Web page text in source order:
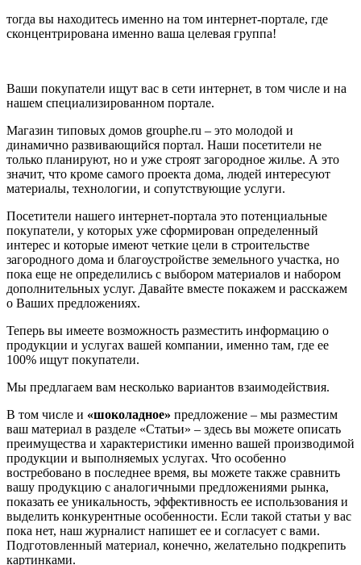
тогда вы находитесь именно на том интернет-портале, где
сконцентрирована именно ваша целевая группа!
Ваши покупатели ищут вас в сети интернет, в том числе и на
нашем специализированном портале.
Магазин типовых домов grouphe.ru – это молодой и
динамично развивающийся портал. Наши посетители не
только планируют, но и уже строят загородное жилье. А это
значит, что кроме самого проекта дома, людей интересуют
материалы, технологии, и сопутствующие услуги.
Посетители нашего интернет-портала это потенциальные
покупатели, у которых уже сформирован определенный
интерес и которые имеют четкие цели в строительстве
загородного дома и благоустройстве земельного участка, но
пока еще не определились с выбором материалов и набором
дополнительных услуг. Давайте вместе покажем и расскажем
о Ваших предложениях.
Теперь вы имеете возможность разместить информацию о
продукции и услугах вашей компании, именно там, где ее
100% ищут покупатели.
Мы предлагаем вам несколько вариантов взаимодействия.
В том числе и «шоколадное» предложение – мы разместим
ваш материал в разделе «Статьи» – здесь вы можете описать
преимущества и характеристики именно вашей производимой
продукции и выполняемых услугах. Что особенно
востребовано в последнее время, вы можете также сравнить
вашу продукцию с аналогичными предложениями рынка,
показать ее уникальность, эффективность ее использования и
выделить конкурентные особенности. Если такой статьи у вас
пока нет, наш журналист напишет ее и согласует с вами.
Подготовленный материал, конечно, желательно подкрепить
картинками.